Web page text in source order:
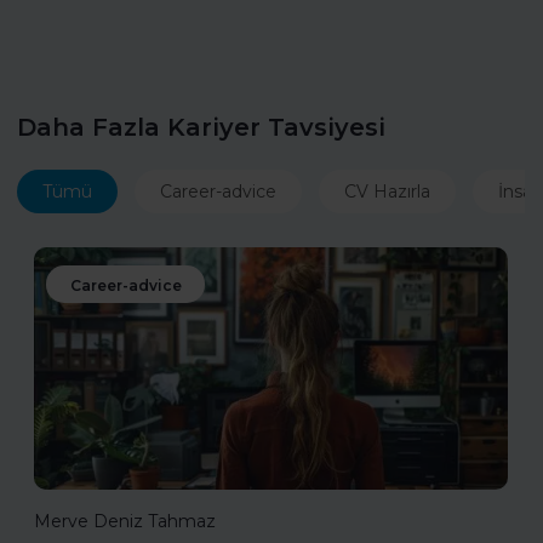
Daha Fazla Kariyer Tavsiyesi
Tümü Career-advice CV Hazırla
Career-advice
Merve Deniz Tahmaz